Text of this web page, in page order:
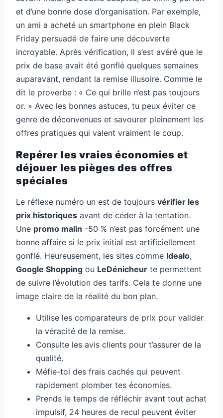
et d’une bonne dose d’organisation. Par exemple,
un ami a acheté un smartphone en plein Black
Friday persuadé de faire une découverte
incroyable. Après vérification, il s’est avéré que le
prix de base avait été gonflé quelques semaines
auparavant, rendant la remise illusoire. Comme le
dit le proverbe : « Ce qui brille n’est pas toujours
or. » Avec les bonnes astuces, tu peux éviter ce
genre de déconvenues et savourer pleinement les
offres pratiques qui valent vraiment le coup.
Repérer les vraies économies et
déjouer les pièges des offres
spéciales
Le réflexe numéro un est de toujours vérifier les
prix historiques avant de céder à la tentation.
Une promo malin -50 % n’est pas forcément une
bonne affaire si le prix initial est artificiellement
gonflé. Heureusement, les sites comme Idealo,
Google Shopping ou LeDénicheur te permettent
de suivre l’évolution des tarifs. Cela te donne une
image claire de la réalité du bon plan.
Utilise les comparateurs de prix pour valider
la véracité de la remise.
Consulte les avis clients pour t’assurer de la
qualité.
Méfie-toi des frais cachés qui peuvent
rapidement plomber tes économies.
Prends le temps de réfléchir avant tout achat
impulsif, 24 heures de recul peuvent éviter